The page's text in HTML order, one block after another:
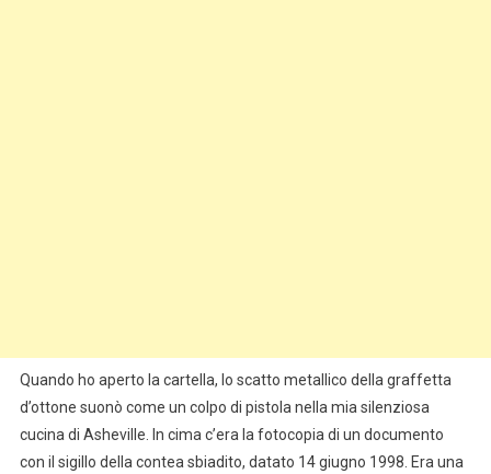
Quando ho aperto la cartella, lo scatto metallico della graffetta
d’ottone suonò come un colpo di pistola nella mia silenziosa
cucina di Asheville. In cima c’era la fotocopia di un documento
con il sigillo della contea sbiadito, datato 14 giugno 1998. Era una